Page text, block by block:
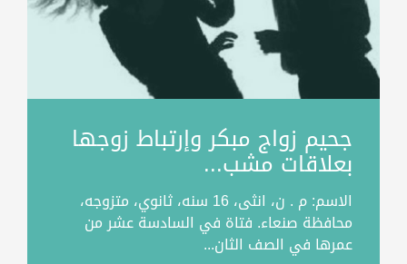
جحيم زواج مبكر وإرتباط زوجها
بعلاقات مشب...
الاسم: م . ن، انثى، 16 سنه، ثانوي، متزوجه،
محافظة صنعاء. فتاة في السادسة عشر من
عمرها في الصف الثان...